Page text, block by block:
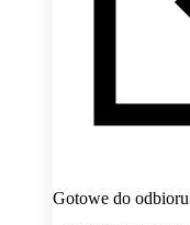
Gotowe do odbioru